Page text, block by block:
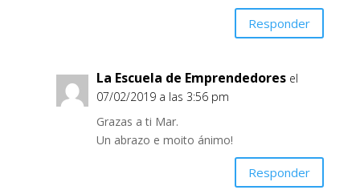
Responder
La Escuela de Emprendedores el
07/02/2019 a las 3:56 pm
Grazas a ti Mar.
Un abrazo e moito ánimo!
Responder